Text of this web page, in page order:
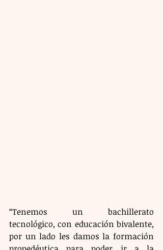
“Tenemos un bachillerato
tecnológico, con educación bivalente,
por un lado les damos la formación